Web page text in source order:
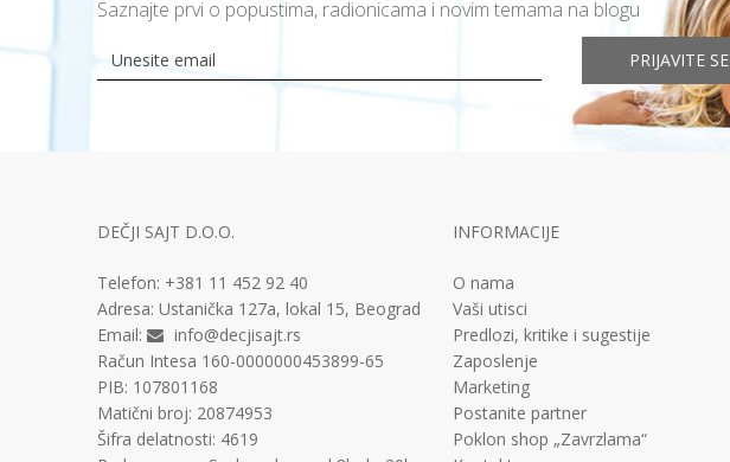
Saznajte prvi o popustima, radionicama i novim temama na blogu
PRIJAVITE SE
DEČJI SAJT D.O.O.
Telefon: +381 11 452 92 40
Adresa: Ustanička 127a, lokal 15, Beograd
Email:
info@decjisajt.rs
Račun Intesa 160-0000000453899-65
PIB: 107801168
Matični broj: 20874953
Šifra delatnosti: 4619
INFORMACIJE
O nama
Vaši utisci
Predlozi, kritike i sugestije
Zaposlenje
Marketing
Postanite partner
Poklon shop „Zavrzlama“